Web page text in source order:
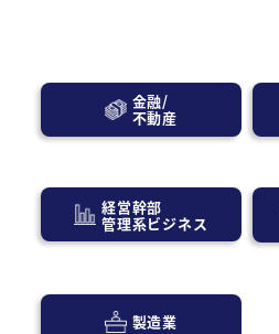
金融/
不動産
経営幹部
管理系ビジネス
製造業